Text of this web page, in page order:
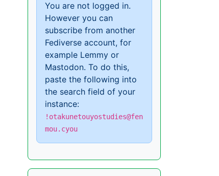
You are not logged in.
However you can
subscribe from another
Fediverse account, for
example Lemmy or
Mastodon. To do this,
paste the following into
the search field of your
instance:
!otakunetouyostudies@fen
mou.cyou